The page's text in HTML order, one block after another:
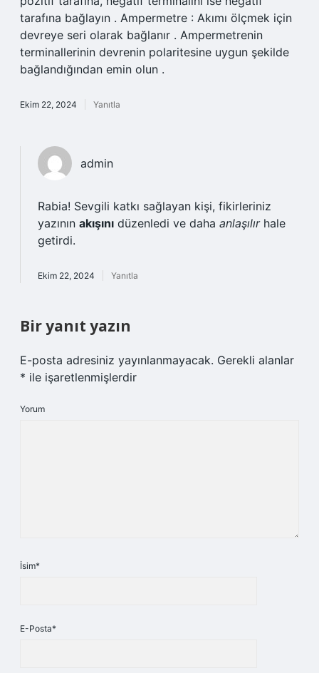
tarafına bağlayın . Ampermetre : Akımı ölçmek için
devreye seri olarak bağlanır . Ampermetrenin
terminallerinin devrenin polaritesine uygun şekilde
bağlandığından emin olun .
Ekim 22, 2024 Yanıtla
admin
Rabia! Sevgili katkı sağlayan kişi, fikirleriniz
yazının akışını düzenledi ve daha anlaşılırhale
getirdi.
Ekim 22, 2024 Yanıtla
Bir yanıt yazın
E-posta adresiniz yayınlanmayacak. Gerekli alanlar
* ile işaretlenmişlerdir
Yorum
İsim*
E-Posta*